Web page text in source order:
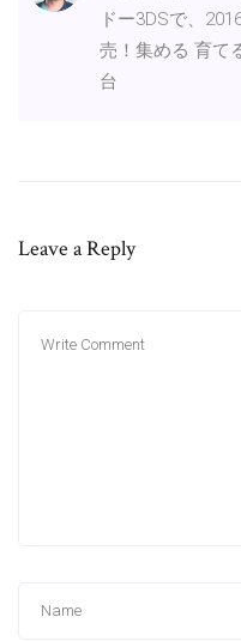
ドー3DSで、
売！集める 育て
台
Leave a Reply